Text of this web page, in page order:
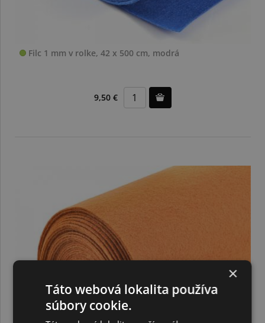
Filc 1 mm v rolke, 42 x 500 cm, modrá
9,50 €
×
Táto webová lokalita používa
súbory cookie.